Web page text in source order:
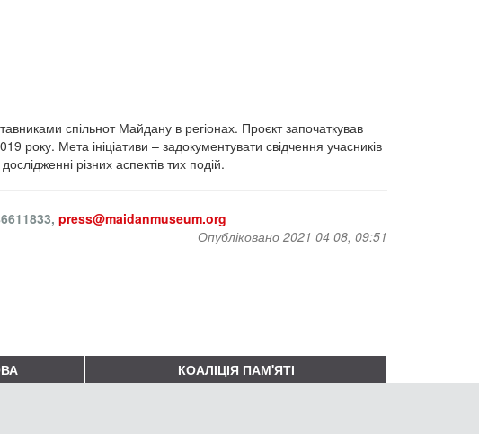
спільнот Майдану в регіонах. Проєкт започаткував
року. Мета ініціативи – задокументувати свідчення учасників
різних аспектів тих подій.
press@maidanmuseum.org
Опубліковано 2021 04 08, 09:51
КОАЛІЦІЯ ПАМ'ЯТІ